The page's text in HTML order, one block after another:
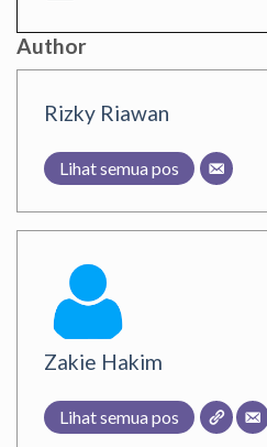
Author
Rizky Riawan
Lihat semua pos
Zakie Hakim
Lihat semua pos